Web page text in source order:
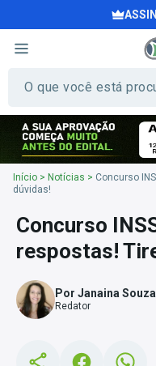
Início > Notícias > Concurso
dúvidas!
Concurso
respostas!
Por Janaina Souza
Redator